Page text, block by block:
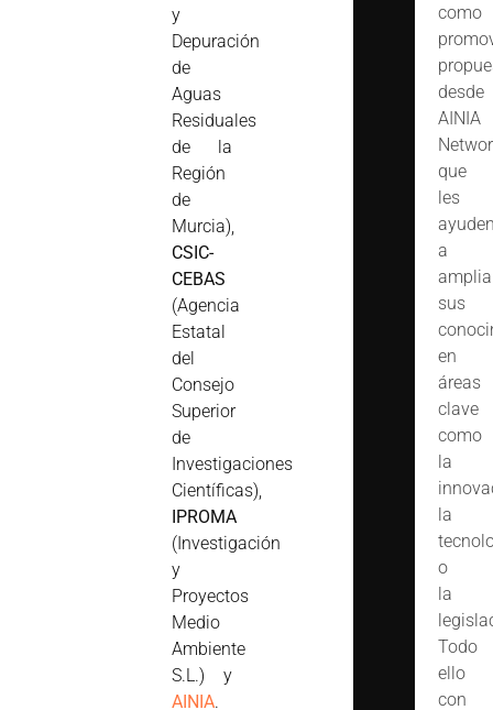
y
Depuración
de
Aguas
Residuales
de la
Región
de
Murcia),
CSIC-
CEBAS
(Agencia
Estatal
del
Consejo
Superior
de
Investigaciones
Científicas),
IPROMA
(Investigación
y
Proyectos
Medio
Ambiente
S.L.) y
AINIA.
como
desde
AINIA
que
les
a
sus
en
áreas
clave
como
la
la
o
la
Todo
ello
con